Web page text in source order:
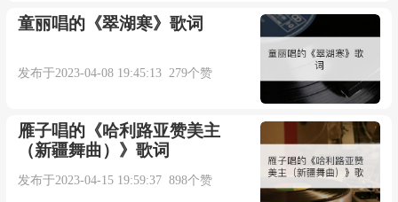
童丽唱的《翠湖寒》歌词
发布于2023-04-08 19:45:13 279个赞
雁子唱的《哈利路亚赞美主
（新疆舞曲）》歌词
发布于2023-04-15 19:59:37 898个赞